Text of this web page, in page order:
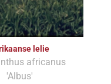
lelie
africanus
'Albus'